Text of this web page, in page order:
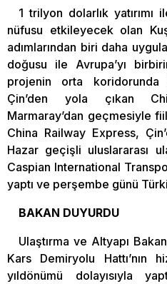
1 trilyon dolarlık
nüfusu etkileyecek olan
adımlarından biri daha
doğusu ile Avrupa’yı
projenin orta koridorunda
Çin’den yola çıkan
Marmaray’dan geçmesiyle
China Railway Express,
Hazar geçişli uluslararası
Caspian International
yaptı ve perşembe günü
BAKAN DUYURDU
Ulaştırma ve Altyapı
Kars Demiryolu Hattı’nın
yıldönümü dolayısıyla